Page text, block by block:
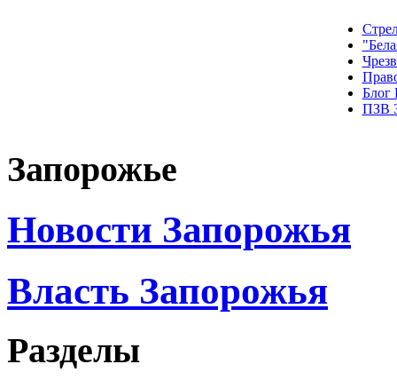
Блог
ПЗВ
Запорожье
Новости Запорожья
Власть Запорожья
Разделы